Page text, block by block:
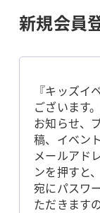
新規会員
『キッズイ
ございます
お知らせ、
稿、イベン
メールアド
ンを押すと
宛にパスワ
ただきます